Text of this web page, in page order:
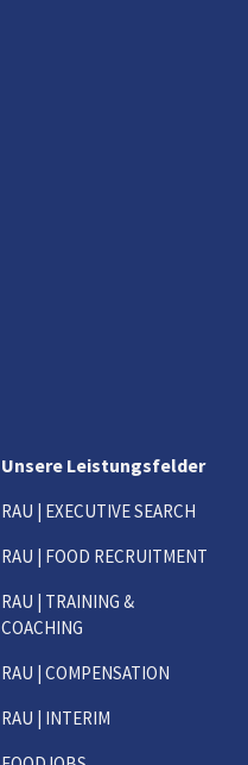
Unsere Leistungsfelder
RAU | EXECUTIVE SEARCH
RAU | FOOD RECRUITMENT
RAU | TRAINING &
COACHING
RAU | COMPENSATION
RAU | INTERIM